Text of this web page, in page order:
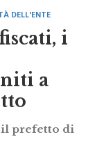
DELL'ENTE
i
a
il prefetto di